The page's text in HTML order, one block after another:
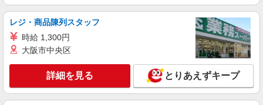
と福岡
キープ 詳細を見る
アルバイト・パート：時給1,080円以上 経験・
レジ・商品陳列スタッフ
時給 1,300円
大阪市中央区
詳細を見る とりあえずキープ